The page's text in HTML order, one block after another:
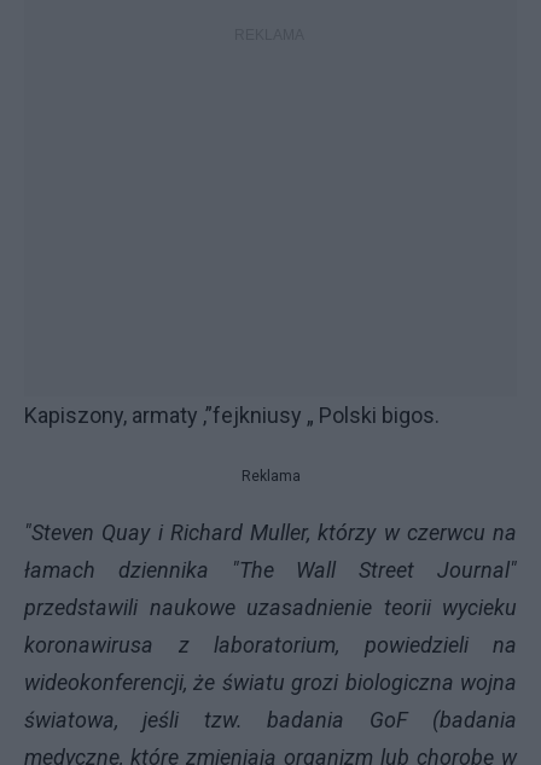
Kapiszony, armaty ,”fejkniusy „ Polski bigos.
Reklama
"Steven Quay i Richard Muller, którzy w czerwcu na
łamach dziennika "The Wall Street Journal"
przedstawili naukowe uzasadnienie teorii wycieku
koronawirusa z laboratorium, powiedzieli na
wideokonferencji, że światu grozi biologiczna wojna
światowa, jeśli tzw. badania GoF (badania
medyczne, które zmieniają organizm lub chorobę w